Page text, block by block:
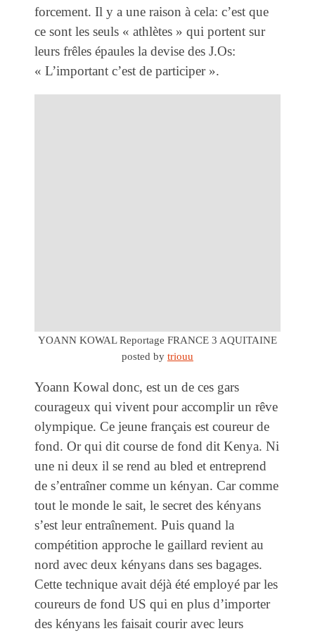
forcement. Il y a une raison à cela: c’est que
ce sont les seuls « athlètes » qui portent sur
leurs frêles épaules la devise des J.Os:
« L’important c’est de participer ».
YOANN KOWAL Reportage FRANCE 3 AQUITAINE
posted by triouu
Yoann Kowal donc, est un de ces gars
courageux qui vivent pour accomplir un rêve
olympique. Ce jeune français est coureur de
fond. Or qui dit course de fond dit Kenya. Ni
une ni deux il se rend au bled et entreprend
de s’entraîner comme un kényan. Car comme
tout le monde le sait, le secret des kényans
s’est leur entraînement. Puis quand la
compétition approche le gaillard revient au
nord avec deux kényans dans ses bagages.
Cette technique avait déjà été employé par les
coureurs de fond US qui en plus d’importer
des kényans les faisait courir avec leurs